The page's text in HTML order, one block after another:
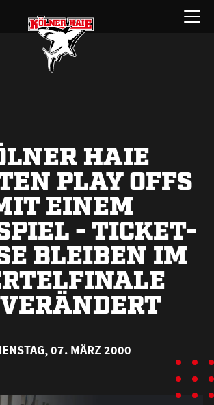
Menü
öffnen
HAIE
PLAY OFFS
EINEM
- TICKET-
BLEIBEN IM
07. MÄRZ 2000